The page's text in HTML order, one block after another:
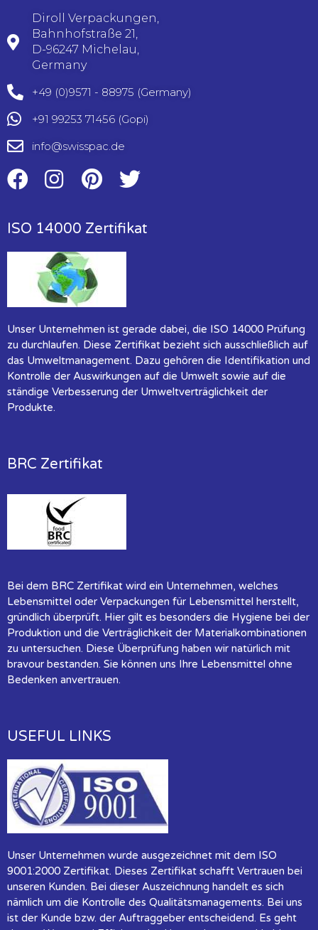
Diroll Verpackungen,
Bahnhofstraße 21,
D-96247 Michelau,
Germany
+49 (0)9571 - 88975 (Germany)
+91 99253 71456(Gopi)
info@swisspac.de
ISO 14000 Zertifikat
Unser Unternehmen ist gerade dabei, die ISO 14000 Prüfung
zu durchlaufen. Diese Zertifikat bezieht sich ausschließlich auf
das Umweltmanagement. Dazu gehören die Identifikation und
Kontrolle der Auswirkungen auf die Umwelt sowie auf die
ständige Verbesserung der Umweltverträglichkeit der
Produkte.
BRC Zertifikat
Bei dem BRC Zertifikat wird ein Unternehmen, welches
Lebensmittel oder Verpackungen für Lebensmittel herstellt,
gründlich überprüft. Hier gilt es besonders die Hygiene bei der
Produktion und die Verträglichkeit der Materialkombinationen
zu untersuchen. Diese Überprüfung haben wir natürlich mit
bravour bestanden. Sie können uns Ihre Lebensmittel ohne
Bedenken anvertrauen.
USEFUL LINKS
Unser Unternehmen wurde ausgezeichnet mit dem ISO
9001:2000 Zertifikat. Dieses Zertifikat schafft Vertrauen bei
unseren Kunden. Bei dieser Auszeichnung handelt es sich
nämlich um die Kontrolle des Qualitätsmanagements. Bei uns
ist der Kunde bzw. der Auftraggeber entscheidend. Es geht